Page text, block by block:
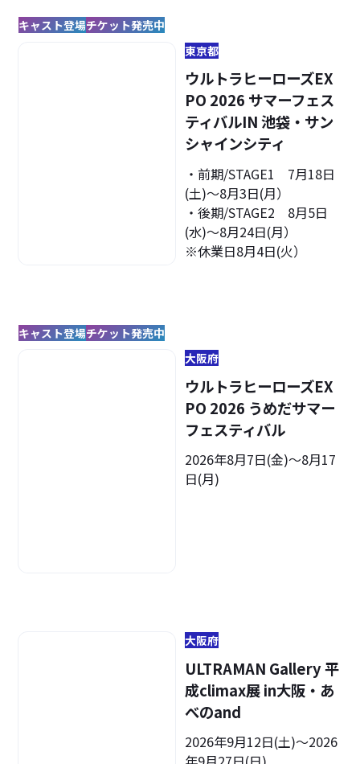
キャスト登場チケット発売中
東京都
ウルトラヒーローズEX
PO 2026 サマーフェス
ティバルIN 池袋・サン
シャインシティ
・前期/STAGE1 7月18日
(土)～8月3日(月）
・後期/STAGE2 8月5日
(水)～8月24日(月）
※休業日8月4日(火）
キャスト登場チケット発売中
大阪府
ウルトラヒーローズEX
PO 2026 うめだサマー
フェスティバル
2026年8月7日(金)〜8月17
日(月)
大阪府
ULTRAMAN Gallery 平
成climax展 in大阪・あ
べのand
2026年9月12日(土)～2026